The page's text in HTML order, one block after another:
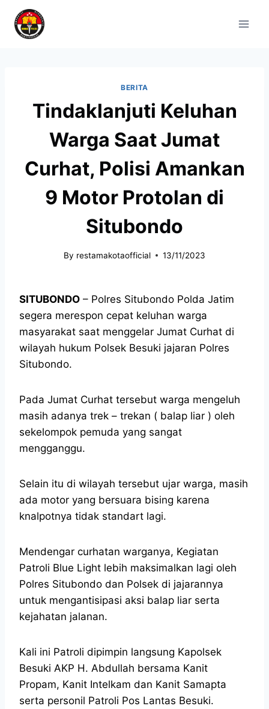
BERITA
Tindaklanjuti Keluhan
Warga Saat Jumat
Curhat, Polisi Amankan
9 Motor Protolan di
Situbondo
By restamakotaofficial 13/11/2023
SITUBONDO – Polres Situbondo Polda Jatim
segera merespon cepat keluhan warga
masyarakat saat menggelar Jumat Curhat di
wilayah hukum Polsek Besuki jajaran Polres
Situbondo.
Pada Jumat Curhat tersebut warga mengeluh
masih adanya trek – trekan ( balap liar ) oleh
sekelompok pemuda yang sangat
mengganggu.
Selain itu di wilayah tersebut ujar warga, masih
ada motor yang bersuara bising karena
knalpotnya tidak standart lagi.
Mendengar curhatan warganya, Kegiatan
Patroli Blue Light lebih maksimalkan lagi oleh
Polres Situbondo dan Polsek di jajarannya
untuk mengantisipasi aksi balap liar serta
kejahatan jalanan.
Kali ini Patroli dipimpin langsung Kapolsek
Besuki AKP H. Abdullah bersama Kanit
Propam, Kanit Intelkam dan Kanit Samapta
serta personil Patroli Pos Lantas Besuki.